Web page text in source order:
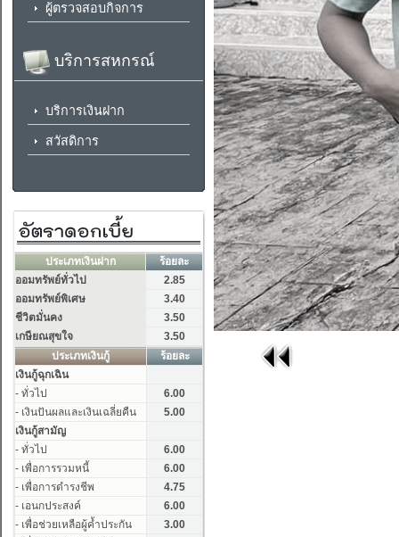
ผู้ตรวจสอบกิจการ
บริการสหกรณ์
บริการเงินฝาก
สวัสดิการ